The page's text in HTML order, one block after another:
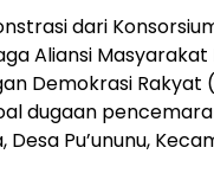
dari
Aliansi
Demokrasi
dugaan
Pu’ununu,